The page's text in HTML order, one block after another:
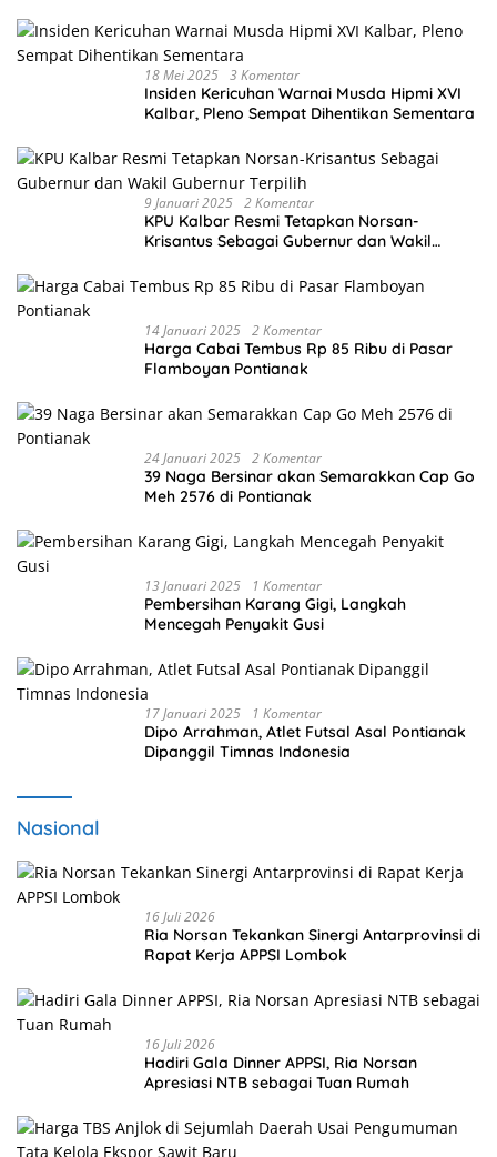
18 Mei 2025 3 Komentar
Insiden Kericuhan Warnai Musda Hipmi XVI
Kalbar, Pleno Sempat Dihentikan Sementara
9 Januari 2025 2 Komentar
KPU Kalbar Resmi Tetapkan Norsan-
Krisantus Sebagai Gubernur dan Wakil
14 Januari 2025 2 Komentar
Harga Cabai Tembus Rp 85 Ribu di Pasar
Flamboyan Pontianak
24 Januari 2025 2 Komentar
39 Naga Bersinar akan Semarakkan Cap Go
Meh 2576 di Pontianak
13 Januari 2025 1 Komentar
Pembersihan Karang Gigi, Langkah
Mencegah Penyakit Gusi
17 Januari 2025 1 Komentar
Dipo Arrahman, Atlet Futsal Asal Pontianak
Dipanggil Timnas Indonesia
Nasional
16 Juli 2026
Ria Norsan Tekankan Sinergi Antarprovinsi di
Rapat Kerja APPSI Lombok
16 Juli 2026
Hadiri Gala Dinner APPSI, Ria Norsan
Apresiasi NTB sebagai Tuan Rumah